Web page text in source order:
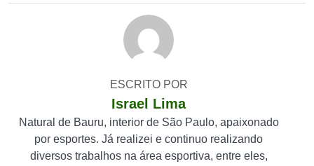
ESCRITO POR
Israel Lima
Natural de Bauru, interior de São Paulo, apaixonado
por esportes. Já realizei e continuo realizando
diversos trabalhos na área esportiva, entre eles,